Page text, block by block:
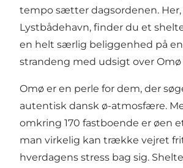
tempo sætter dagsordenen.
Lystbådehavn, finder du et
en helt særlig beliggenhed på
strandeng med udsigt over Omø
Omø er en perle for dem, der
autentisk dansk ø-atmosfære.
omkring 170 fastboende er øen
man virkelig kan trække vejret
hverdagens stress bag sig.